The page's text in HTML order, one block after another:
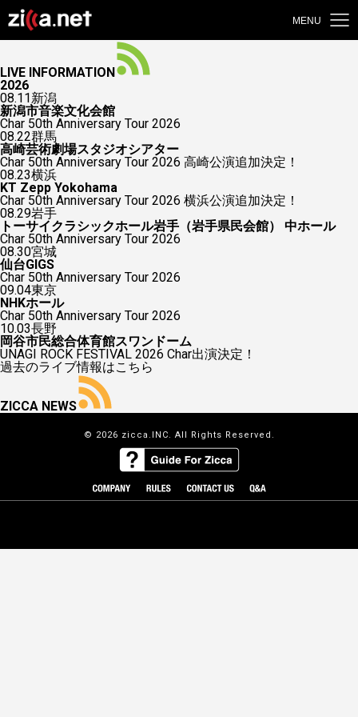
MENU
LIVE INFORMATION
2026
08.11新潟
新潟市音楽文化会館
Char 50th Anniversary Tour 2026
08.22群馬
高崎芸術劇場スタジオシアター
Char 50th Anniversary Tour 2026 高崎公演追加決定！
08.23横浜
KT Zepp Yokohama
Char 50th Anniversary Tour 2026 横浜公演追加決定！
08.29岩手
トーサイクラシックホール岩手（岩手県民会館） 中ホール
Char 50th Anniversary Tour 2026
08.30宮城
仙台GIGS
Char 50th Anniversary Tour 2026
09.04東京
NHKホール
Char 50th Anniversary Tour 2026
10.03長野
岡谷市民総合体育館スワンドーム
UNAGI ROCK FESTIVAL 2026 Char出演決定！
過去のライブ情報はこちら
ZICCA NEWS
© 2026 zicca.INC. All Rights Reserved.